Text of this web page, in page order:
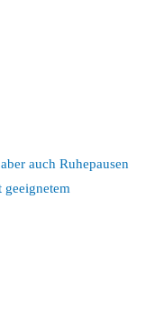
auch Ruhepausen